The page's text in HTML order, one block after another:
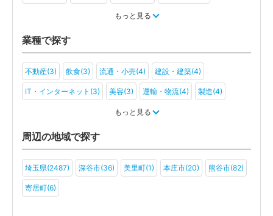
もっと見る
業種で探す
不動産(3) 飲食(3) 流通・小売(4) 建設・建築(4)
IT・インターネット(3) 美容(3) 運輸・物流(4) 製造(4)
旅行・ホテル(3)
アミューズメント・レジャー(3)
一般社団法人(2)
もっと見る
周辺の地域で探す
埼玉県(2487) 深谷市(36) 美里町(1) 本庄市(20) 熊谷市(82)
寄居町(6)